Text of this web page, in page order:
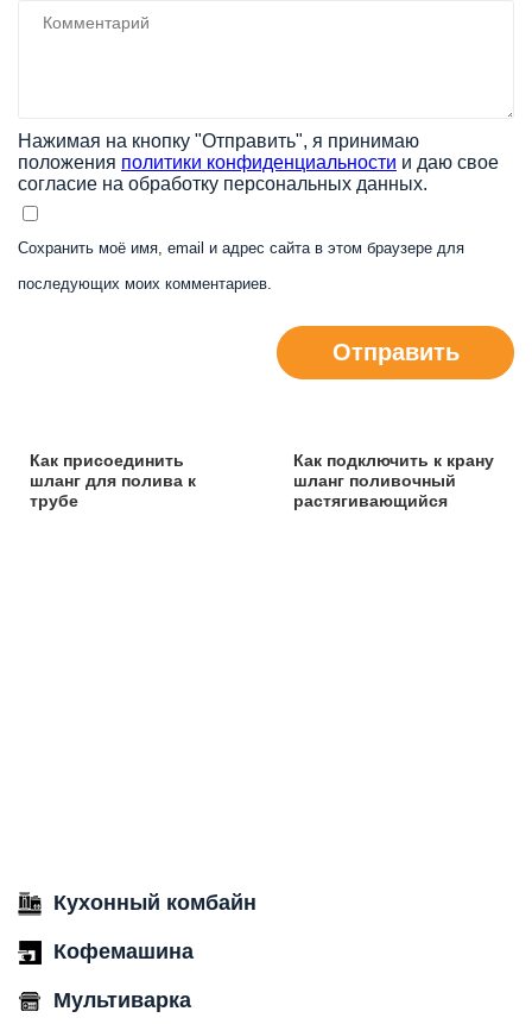
Нажимая на кнопку "Отправить", я принимаю
положения политики конфиденциальности и даю свое
согласие на обработку персональных данных.
Сохранить моё имя, email и адрес сайта в этом браузере для
последующих моих комментариев.
Отправить
Как присоединить
шланг для полива к
трубе
Как подключить к крану
шланг поливочный
растягивающийся
Кухонный комбайн
Кофемашина
Мультиварка